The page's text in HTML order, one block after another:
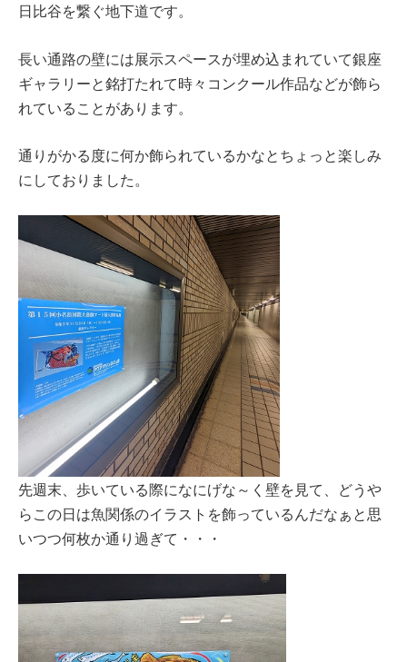
日比谷を繋ぐ地下道です。
長い通路の壁には展示スペースが埋め込まれていて銀座
ギャラリーと銘打たれて時々コンクール作品などが飾ら
れていることがあります。
通りがかる度に何か飾られているかなとちょっと楽しみ
にしておりました。
先週末、歩いている際になにげな～く壁を見て、どうや
らこの日は魚関係のイラストを飾っているんだなぁと思
いつつ何枚か通り過ぎて・・・